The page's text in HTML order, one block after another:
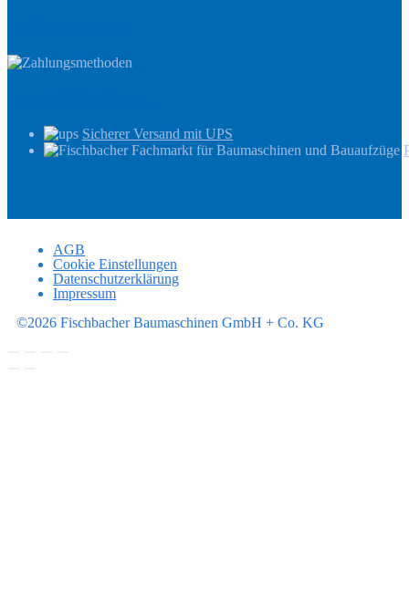
Sicherer Versand mit UPS
AGB
Cookie Einstellungen
Datenschutzerklärung
Impressum
©2026 Fischbacher Baumaschinen GmbH + Co. KG